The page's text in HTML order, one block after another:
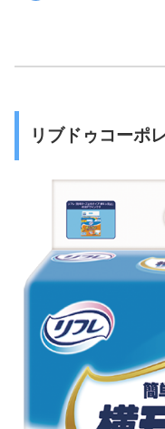
リブドゥコーポ